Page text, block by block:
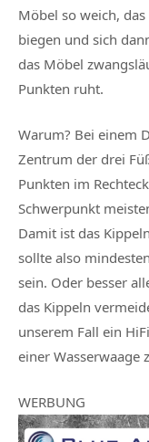
Möbel so weich,
biegen und sich
das Möbel
Punkten ruht.
Warum? Bei einem
Zentrum der drei
Punkten im
Schwerpunkt
Damit ist das
sollte also
sein. Oder besser
das Kippeln
unserem Fall ein
einer Wasserwaage
WERBUNG